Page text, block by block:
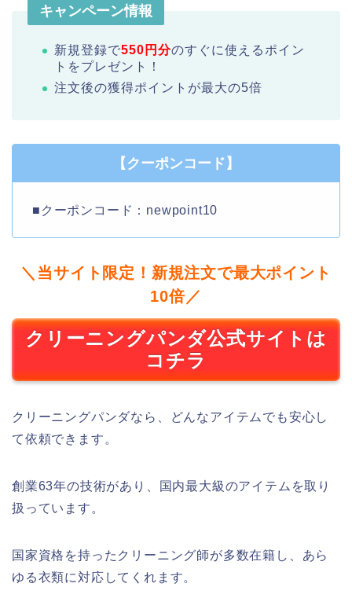
キャンペーン情報
新規登録で550円分のすぐに使えるポイン
トをプレゼント！
注文後の獲得ポイントが最大の5倍
【クーポンコード】
■クーポンコード：newpoint10
＼当サイト限定！新規注文で最大ポイント
10倍／
クリーニングパンダ公式サイトは
コチラ
クリーニングパンダなら、どんなアイテムでも安心し
て依頼できます。
創業63年の技術があり、国内最大級のアイテムを取り
扱っています。
国家資格を持ったクリーニング師が多数在籍し、あら
ゆる衣類に対応してくれます。